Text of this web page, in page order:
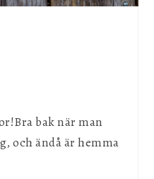
bak när man
och ändå är hemma